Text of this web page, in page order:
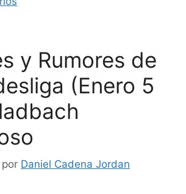
y Rumores de
(Enero 5
por Daniel Cadena Jordan